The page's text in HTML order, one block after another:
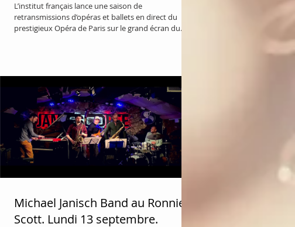
L’institut français lance une saison de
retransmissions d’opéras et ballets en direct du
prestigieux Opéra de Paris sur le grand écran du...
Michael Janisch Band au Ronnie
Scott. Lundi 13 septembre.